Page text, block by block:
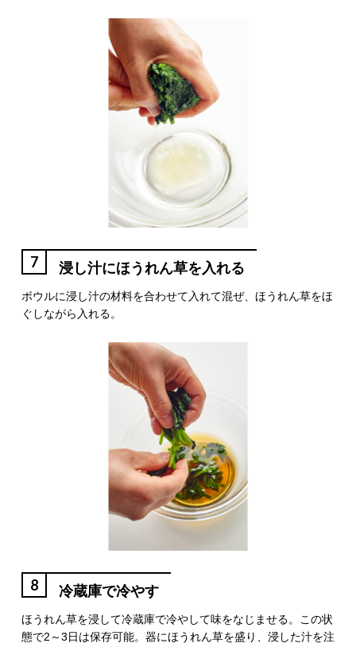
7 浸し汁にほうれん草を入れる
ボウルに浸し汁の材料を合わせて入れて混ぜ、ほうれん草をほ
ぐしながら入れる。
8 冷蔵庫で冷やす
ほうれん草を浸して冷蔵庫で冷やして味をなじませる。この状
態で2～3日は保存可能。器にほうれん草を盛り、浸した汁を注